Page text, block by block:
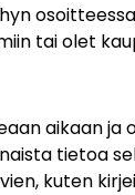
osoitteessa
tai olet
aikaan ja
tietoa
kuten